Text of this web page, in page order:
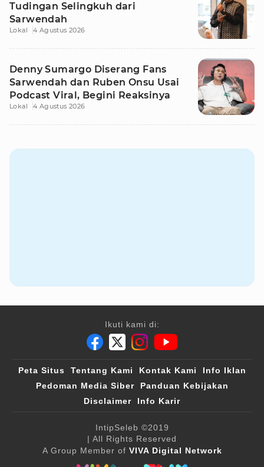
Tudingan Selingkuh dari
Sarwendah
Lokal 4 Agustus 2026
Denny Sumargo Diserang Fans
Sarwendah dan Ruben Onsu Usai
Podcast Viral, Begini Reaksinya
Lokal 4 Agustus 2026
Ikuti kami di:
Peta Situs Tentang Kami Kontak Kami
Info Iklan
Pedoman Media Siber
Panduan Kebijakan
Disclaimer
Info Karir
IntipSeleb ©2019
| All Rights Reserved
A Group Member of VIVA Digital Network